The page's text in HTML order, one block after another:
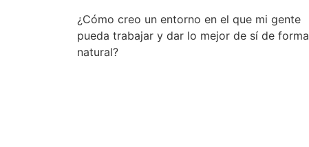
¿Cómo creo un entorno en el que mi gente
pueda trabajar y dar lo mejor de sí de forma
natural?